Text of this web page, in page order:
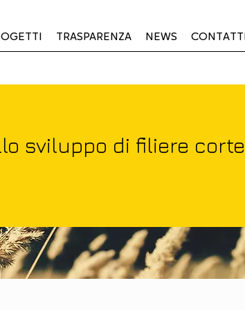
TRASPARENZA NEWS CONTATTI
sviluppo di filiere corte